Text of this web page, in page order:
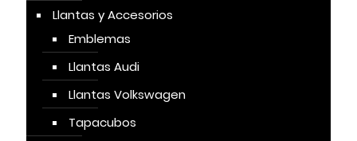
Llantas y Accesorios
Emblemas
Llantas Audi
Llantas Volkswagen
Tapacubos